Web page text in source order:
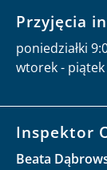
Przyjęcia
poniedziałki
wtorek - piątek
Inspektor
Beata